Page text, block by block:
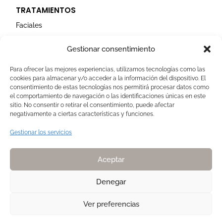
Gestionar consentimiento
Para ofrecer las mejores experiencias, utilizamos tecnologías como las
cookies para almacenar y/o acceder a la información del dispositivo. El
consentimiento de estas tecnologías nos permitirá procesar datos como
el comportamiento de navegación o las identificaciones únicas en este
sitio. No consentir o retirar el consentimiento, puede afectar
negativamente a ciertas características y funciones.
Gestionar los servicios
Aceptar
Denegar
Ver preferencias
TRATAMIENTOS
Faciales
AVISOS LEGALES
Aviso Legal
Politica de Cookies
Política de privacidad
Copyright 2025. Todos los derechos reservados NATURELLE by Pilar